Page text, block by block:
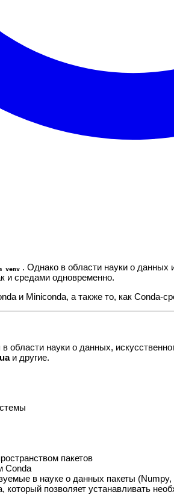
venv . Однако в области науки о данных
и средами одновременно.
и Miniconda, а также то, как Conda-
области науки о данных,
и другие.
пакетов
Conda
в науке о данных пакеты
позволяет устанавливать